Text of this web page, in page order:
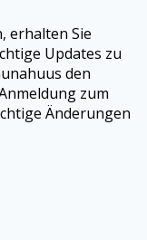
erhalten Sie
Updates zu
den
zum
Änderungen